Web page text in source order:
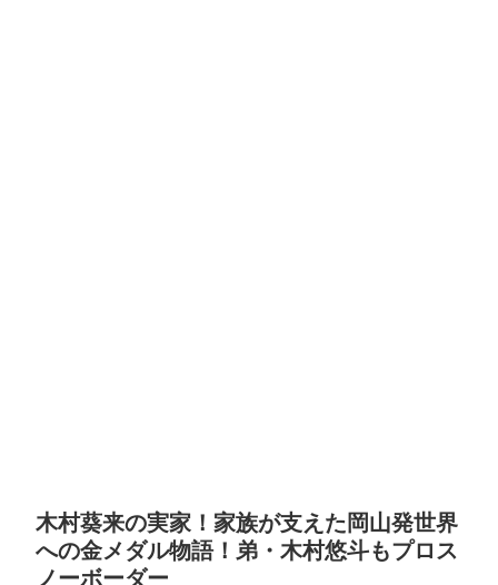
木村葵来の実家！家族が支えた岡山発世界
への金メダル物語！弟・木村悠斗もプロス
ノーボーダー